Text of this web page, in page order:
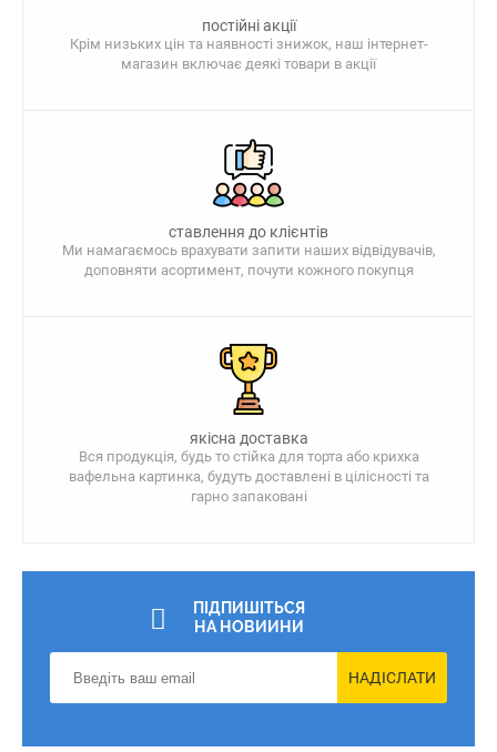
постійні акції
Крім низьких цін та наявності знижок, наш інтернет-
магазин включає деякі товари в акції
ставлення до клієнтів
Ми намагаємось врахувати запити наших відвідувачів,
доповняти асортимент, почути кожного покупця
якісна доставка
Вся продукція, будь то стійка для торта або крихка
вафельна картинка, будуть доставлені в цілісності та
гарно запаковані
ПІДПИШІТЬСЯ
НА НОВИИНИ
НАДІСЛАТИ